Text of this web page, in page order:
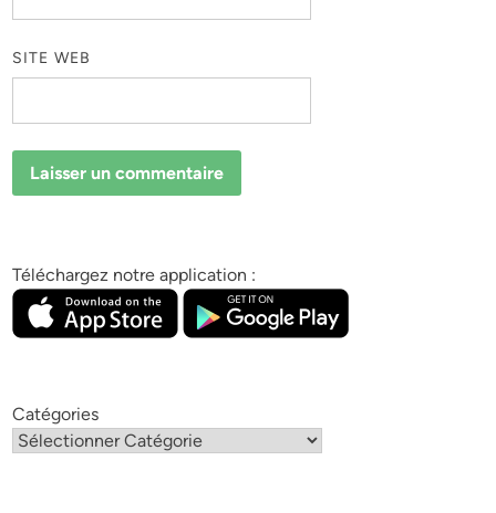
SITE WEB
Téléchargez notre application :
Catégories